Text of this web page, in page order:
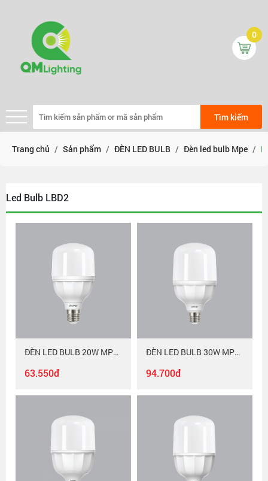
Tìm kiếm
0
Trang chủ Sản phẩm ĐÈN LED BULB Đèn led bulb Mpe
Led Bulb LBD2
ĐÈN LED BULB 20W MPE LBD2-20
63.550đ
ĐÈN LED BULB 30W MPE LBD2-30
94.700đ